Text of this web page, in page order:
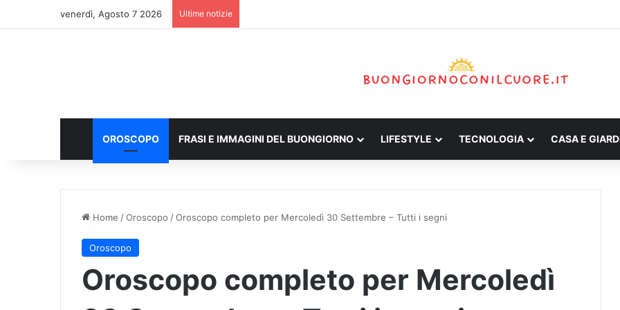
venerdì, Agosto 7 2026 Ultime notizie
OROSCOPO FRASI E IMMAGINI DEL BUONGIORNO LIFESTYLE TECNOLOGIA CASA E
Home /Oroscopo /Oroscopo completo per Mercoledì 30 Settembre – Tutti i segni
Oroscopo
Oroscopo completo per Mercoledì